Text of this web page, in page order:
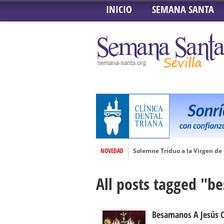
INICIO SEMANA SANTA
NOVEDAD
Solemne Triduo a la Virgen
Besamanos al Señor del Gran
Solemne y devoto
Función Principal de Instituto
All posts tagged
Besamanos A Jesús